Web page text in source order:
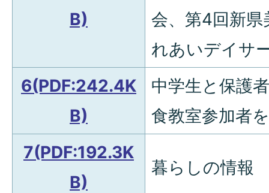
B)
会、第4回新県
れあいデイサ
6(PDF:242.4K
B)
中学生と保護
食教室参加者
7(PDF:192.3K
B)
暮らしの情報